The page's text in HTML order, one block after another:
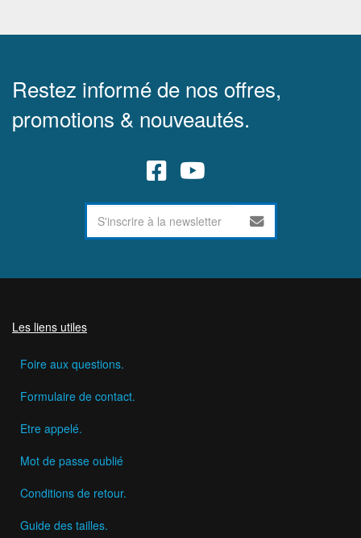
Restez informé de nos offres,
promotions & nouveautés.
Les liens utiles
Foire aux questions.
Formulaire de contact.
Etre appelé.
Mot de passe oublié
Conditions de retour.
Guide des tailles.